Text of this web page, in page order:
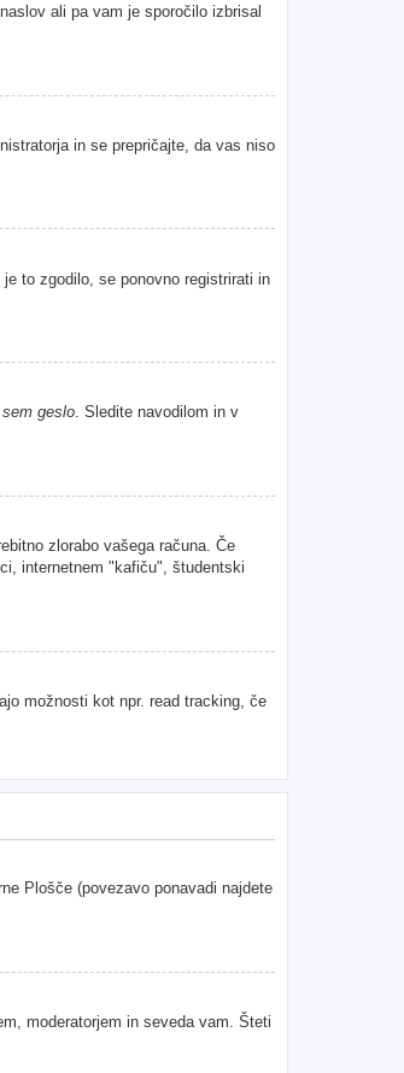
ali pa vam je sporočilo izbrisal
in se prepričajte, da vas niso
to zgodilo, se ponovno registrirati in
geslo. Sledite navodilom in v
zlorabo vašega računa. Če
internetnem "kafiču", študentski
možnosti kot npr. read tracking, če
Plošče (povezavo ponavadi najdete
moderatorjem in seveda vam. Šteti